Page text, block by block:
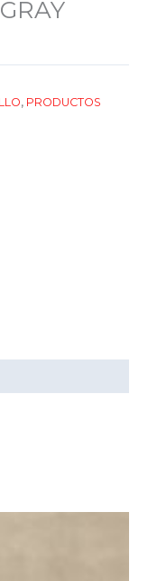
, PRODUCTOS